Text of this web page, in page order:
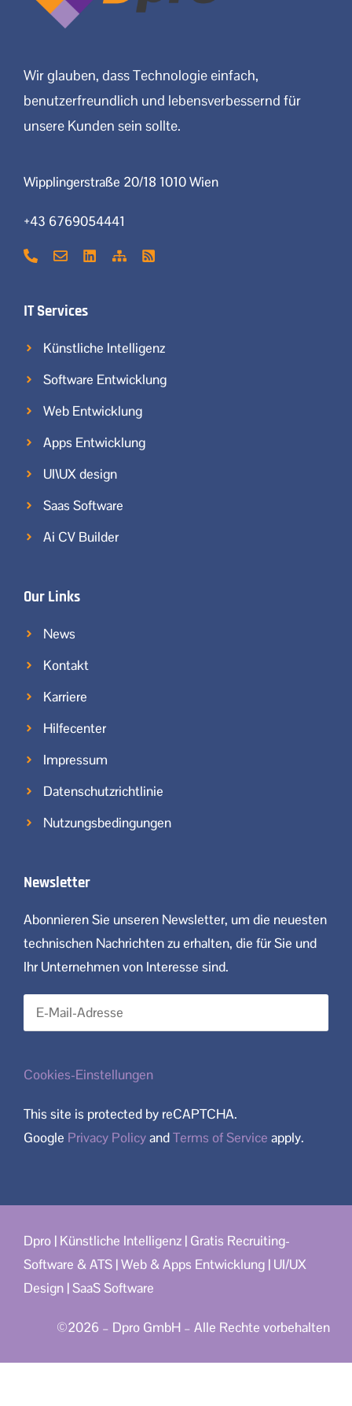
Wir glauben, dass Technologie einfach,
benutzerfreundlich und lebensverbessernd für
unsere Kunden sein sollte.
Wipplingerstraße 20/18 1010 Wien
+43 6769054441
IT Services
Künstliche Intelligenz
Software Entwicklung
Web Entwicklung
Apps Entwicklung
UI\UX design
Saas Software
Ai CV Builder
Our Links
News
Kontakt
Karriere
Hilfecenter
Impressum
Datenschutzrichtlinie
Nutzungsbedingungen
Newsletter
Abonnieren Sie unseren Newsletter, um die neuesten
technischen Nachrichten zu erhalten, die für Sie und
Ihr Unternehmen von Interesse sind.
Cookies-Einstellungen
This site is protected by reCAPTCHA.
Google Privacy PolicyandTerms of Service apply.
Dpro | Künstliche Intelligenz | Gratis Recruiting-
Software & ATS |Web & Apps Entwicklung | UI/UX
Design |SaaS Software
©2026 – Dpro GmbH – Alle Rechte vorbehalten